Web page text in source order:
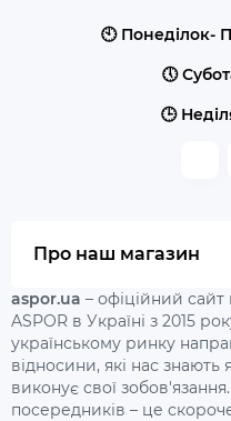
🕙 Понеділок-
🕔
🕒
Про наш магазин
aspor.ua – офіційний сайт
ASPOR в Україні з 2015
українському ринку
відносини, які нас
виконує свої
посередників – це